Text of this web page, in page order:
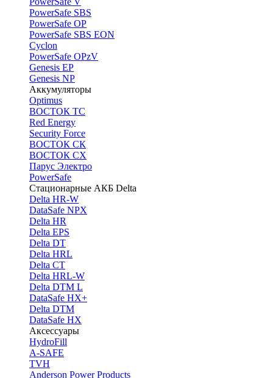
PоwerSafe SBS
PowerSafe OP
PоwerSafe SBS EON
Cyclon
PowerSafe OPzV
Genesis EP
Genesis NP
Аккумуляторы
Optimus
ВОСТОК ТС
Red Energy
Security Force
ВОСТОК СК
ВОСТОК СХ
Парус Электро
PowerSafe
Стационарные АКБ Delta
Delta HR-W
DataSafe NPX
Delta HR
Delta EPS
Delta DT
Delta HRL
Delta CT
Delta HRL-W
Delta DTM L
DataSafe HX+
Delta DTM
DataSafe HX
Аксессуары
HydroFill
A-SAFE
TVH
Anderson Power Products